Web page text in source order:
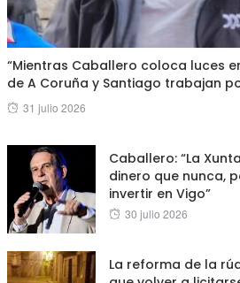
“Mientras Caballero coloca luces
de A Coruña y Santiago trabajan
Posted
31 julio 2026
Caballero: “La
dinero que nunca,
invertir en Vigo”
Posted
30 julio 2026
La reforma de la